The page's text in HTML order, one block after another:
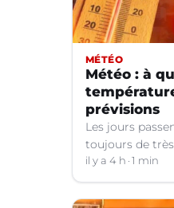
MÉTÉO
Météo : à
prévisions
Les jours
toujours de
dans le
il y a 4 h 1 min